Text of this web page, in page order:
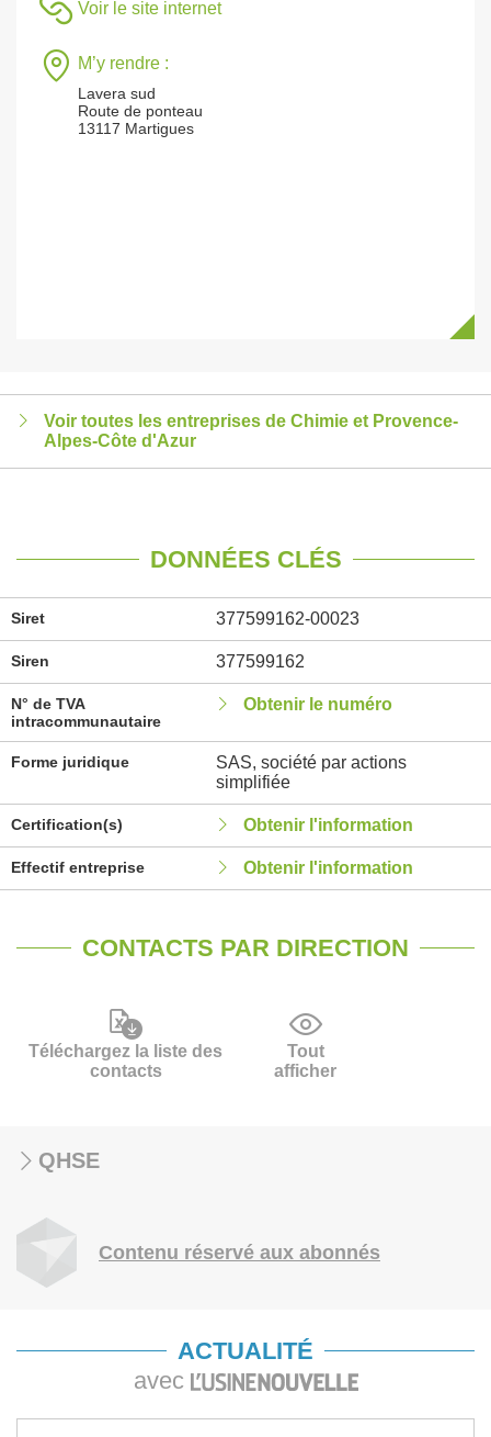
Voir le site internet
M’y rendre :
Lavera sud
Route de ponteau
13117 Martigues
Voir toutes les entreprises de Chimie et Provence-
Alpes-Côte d'Azur
DONNÉES CLÉS
Siret 377599162-00023
Siren 377599162
N° de TVA
intracommunautaire
Obtenir le numéro
Forme juridique
SAS, société par actions
simplifiée
Certification(s) Obtenir l'information
Effectif entreprise Obtenir l'information
CONTACTS PAR DIRECTION
Téléchargez la liste des
contacts
Tout
afficher
QHSE
Contenu réservé aux abonnés
ACTUALITÉ
avec